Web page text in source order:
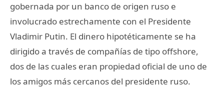
gobernada por un banco de origen ruso e
involucrado estrechamente con el Presidente
Vladimir Putin. El dinero hipotéticamente se ha
dirigido a través de compañías de tipo offshore,
dos de las cuales eran propiedad oficial de uno de
los amigos más cercanos del presidente ruso.